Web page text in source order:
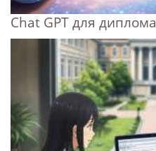
Chat GPT для диплома